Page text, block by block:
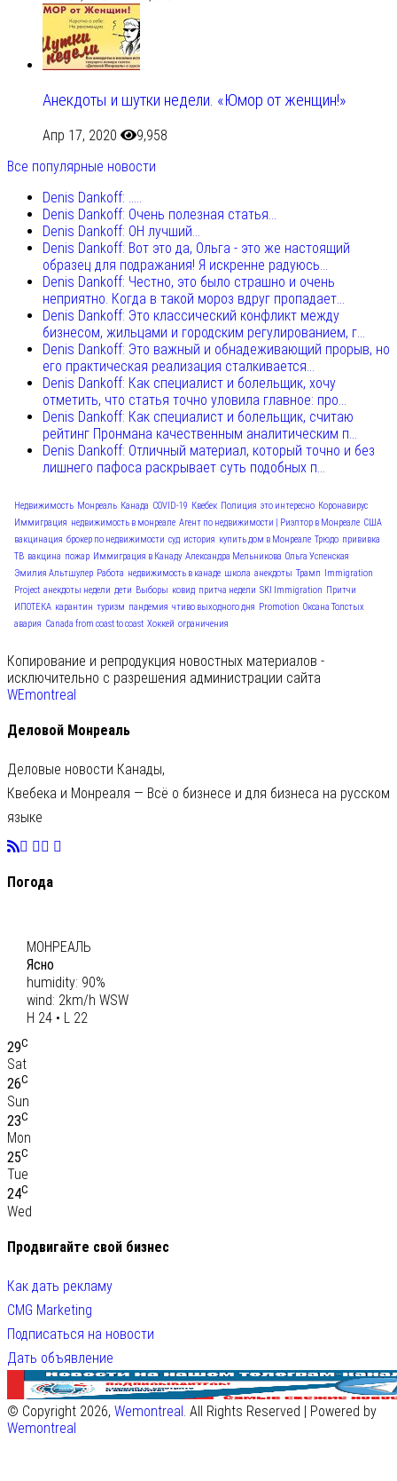
Анекдоты и шутки недели. «Юмор от женщин!»
Апр 17, 2020
9,958
Все популярные новости
Denis Dankoff: .....
Denis Dankoff: Очень полезная статья...
Denis Dankoff: ОН лучший...
Denis Dankoff: Вот это да, Ольга - это же настоящий
образец для подражания! Я искренне радуюсь...
Denis Dankoff: Честно, это было страшно и очень
неприятно. Когда в такой мороз вдруг пропадает...
Denis Dankoff: Это классический конфликт между
бизнесом, жильцами и городским регулированием, г...
Denis Dankoff: Это важный и обнадеживающий прорыв, но
его практическая реализация сталкивается...
Denis Dankoff: Как специалист и болельщик, хочу
отметить, что статья точно уловила главное: про...
Denis Dankoff: Как специалист и болельщик, считаю
рейтинг Пронмана качественным аналитическим п...
Denis Dankoff: Отличный материал, который точно и без
лишнего пафоса раскрывает суть подобных п...
Недвижимость Монреаль Канада COVID-19 Квебек Полиция это интересно Коронавирус
Иммиграция недвижимость в монреале Агент по недвижимости | Риэлтор в Монреале США
вакцинация брокер по недвижимости суд история купить дом в Монреале Трюдо прививка
ТВ вакцина пожар Иммиграция в Канаду Александра Мельникова Ольга Успенская
Эмилия Альтшулер Работа недвижимость в канаде школа анекдоты Трамп Immigration
Project анекдоты недели дети Выборы ковид притча недели SKI Immigration Притчи
ИПОТЕКА карантин туризм пандемия чтиво выходного дня Promotion Оксана Толстых
авария Canada from coast to coast Хоккей ограничения
Копирование и репродукция новостных материалов -
исключительно с разрешения администрации сайта
WEmontreal
Деловой Монреаль
Деловые новости Канады,
Квебека и Монреаля — Всё о бизнесе и для бизнеса на русском
языке
Погода
МОНРЕАЛЬ
Ясно
humidity: 90%
wind: 2km/h WSW
H 24 • L 22
29C
Sat
26C
Sun
23C
Mon
25C
Tue
24C
Wed
Продвигайте свой бизнес
Как дать рекламу
CMG Marketing
Подписаться на новости
Дать объявление
© Copyright 2026, Wemontreal. All Rights Reserved | Powered by
Wemontreal